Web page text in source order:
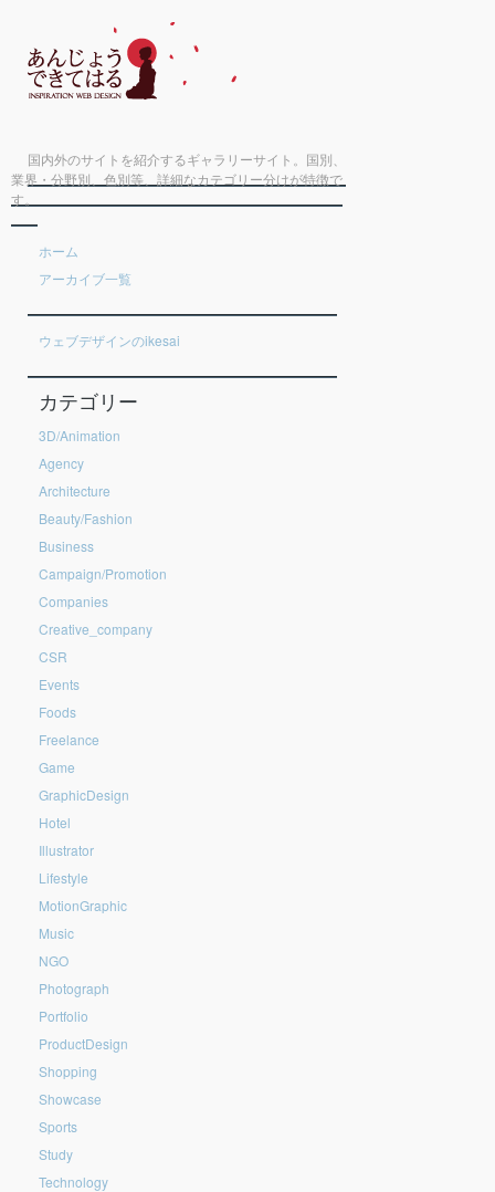
国内外のサイトを紹介するギャラリーサイト。国別、
業界・分野別、色別等、詳細なカテゴリー分けが特徴で
す。
ホーム
アーカイブ一覧
ウェブデザインのikesai
カテゴリー
3D/Animation
Agency
Architecture
Beauty/Fashion
Business
Campaign/Promotion
Companies
Creative_company
CSR
Events
Foods
Freelance
Game
GraphicDesign
Hotel
Illustrator
Lifestyle
MotionGraphic
Music
NGO
Photograph
Portfolio
ProductDesign
Shopping
Showcase
Sports
Study
Technology